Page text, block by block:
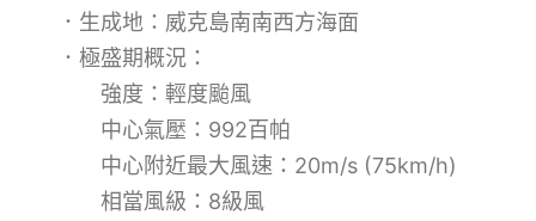
．生成地：威克島南南西方海面
．極盛期概況：
強度：輕度颱風
中心氣壓：992百帕
中心附近最大風速：20m/s (75km/h)
相當風級：8級風